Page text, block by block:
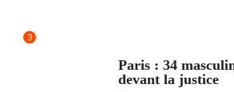
3
Paris : 34
devant la justice